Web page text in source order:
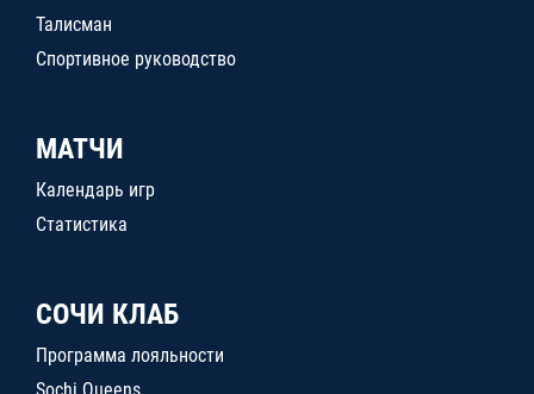
Талисман
Спортивное руководство
МАТЧИ
Календарь игр
Статистика
СОЧИ КЛАБ
Программа лояльности